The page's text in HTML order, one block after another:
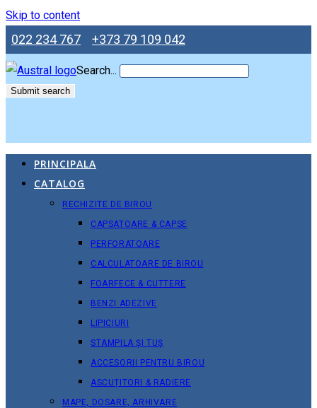
Skip to content
022 234 767 +373 79 109 042
Search...
Submit search
PRINCIPALA
CATALOG
RECHIZITE DE BIROU
CAPSATOARE & CAPSE
PERFORATOARE
CALCULATOARE DE BIROU
FOARFECE & CUTTERE
BENZI ADEZIVE
LIPICIURI
STAMPILA ȘI TUȘ
ACCESORII PENTRU BIROU
ASCUȚITORI & RADIERE
MAPE, DOSARE, ARHIVARE